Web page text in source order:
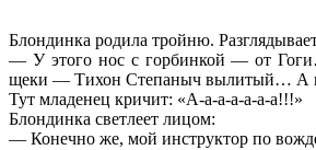
Блондинка родила тройню.
— У этого нос с горбинкой — от
щеки — Тихон Степаныч вылитый… А
Тут младенец кричит: «А-а-а-а-а-а-а!!!»
Блондинка светлеет лицом:
— Конечно же, мой инструктор по